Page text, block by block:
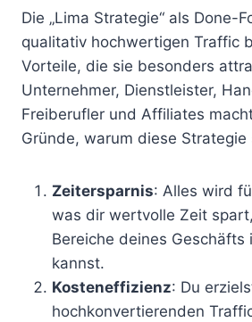
Die „Lima Strategie“ als Done-
qualitativ hochwertigen Traffic
Vorteile, die sie besonders
Unternehmer, Dienstleister,
Freiberufler und Affiliates
Gründe, warum diese
Zeitersparnis: Alles wird
was dir wertvolle Zeit
Bereiche deines Geschäfts
kannst.
Kosteneffizienz: Du
hochkonvertierenden